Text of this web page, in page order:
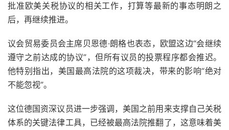
批准欧美关税协议的相关工作，打算等最新的事态明朗之
后，再继续推进。
议会贸易委员会主席贝恩德·朗格也表态，欧盟这边“会继续
遵守之前达成的协议”，但所有议员的投票程序都会推迟。
他特别指出，美国最高法院的这项裁决，带来的影响“绝对
不能忽视”。
这位德国资深议员进一步强调，美国之前用来支撑自己关税
体系的关键法律工具，已经被最高法院推翻了，这意味着美